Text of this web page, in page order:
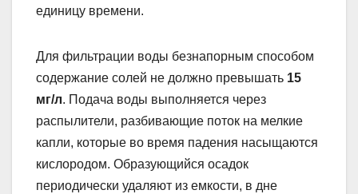
единицу времени.
Для фильтрации воды безнапорным способом
содержание солей не должно превышать 15
мг/л. Подача воды выполняется через
распылители, разбивающие поток на мелкие
капли, которые во время падения насыщаются
кислородом. Образующийся осадок
периодически удаляют из емкости, в дне